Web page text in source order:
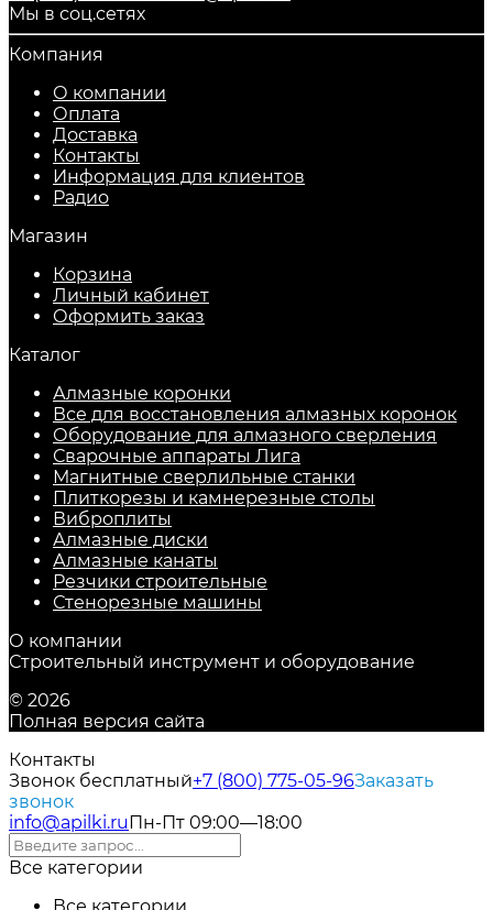
Мы в соц.сетях
Компания
О компании
Оплата
Доставка
Контакты
Информация для клиентов
Радио
Магазин
Корзина
Личный кабинет
Оформить заказ
Каталог
Алмазные коронки
Все для восстановления алмазных коронок
Оборудование для алмазного сверления
Сварочные аппараты Лига
Магнитные сверлильные станки
Плиткорезы и камнерезные столы
Виброплиты
Алмазные диски
Алмазные канаты
Резчики строительные
Стенорезные машины
О компании
Строительный инструмент и оборудование
© 2026
Полная версия сайта
Контакты
Звонок бесплатный+7 (800) 775-05-96Заказать
звонок
info@apilki.ruПн-Пт 09:00—18:00
Все категории